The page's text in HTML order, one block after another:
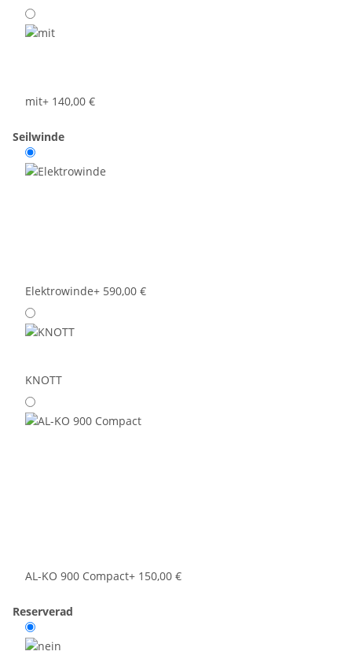
mit+ 140,00 €
Seilwinde
Elektrowinde+ 590,00 €
KNOTT
AL-KO 900 Compact+ 150,00 €
Reserverad